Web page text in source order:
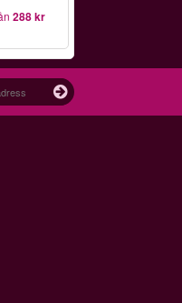
288 kr